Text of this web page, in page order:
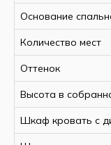
Материал
Цвет
Основание
Количество мест
Оттенок
Высота в
Шкаф кровать с